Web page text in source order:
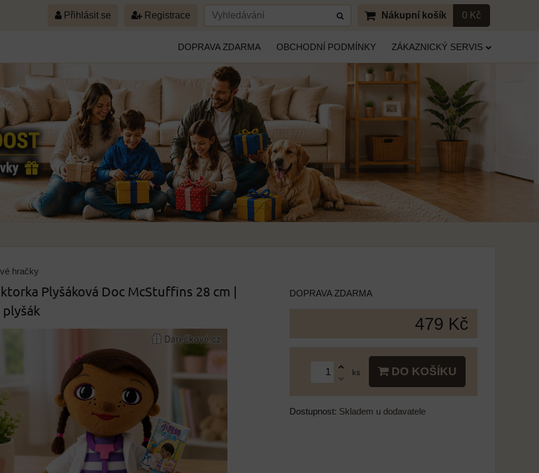
Přihlásit se Registrace Nákupní košík 0 Kč
DOPRAVA ZDARMA OBCHODNÍ PODMÍNKY ZÁKAZNICKÝ SERVIS
hračky
Plyšáková Doc McStuffins 28 cm |
DOPRAVA ZDARMA
479 Kč
ks DO KOŠÍKU
Dostupnost: Skladem u dodavatele